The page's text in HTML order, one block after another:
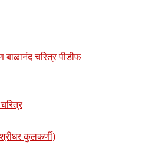
बाळानंद चरित्र पीडीफ
चरित्र
कुलकर्णी)